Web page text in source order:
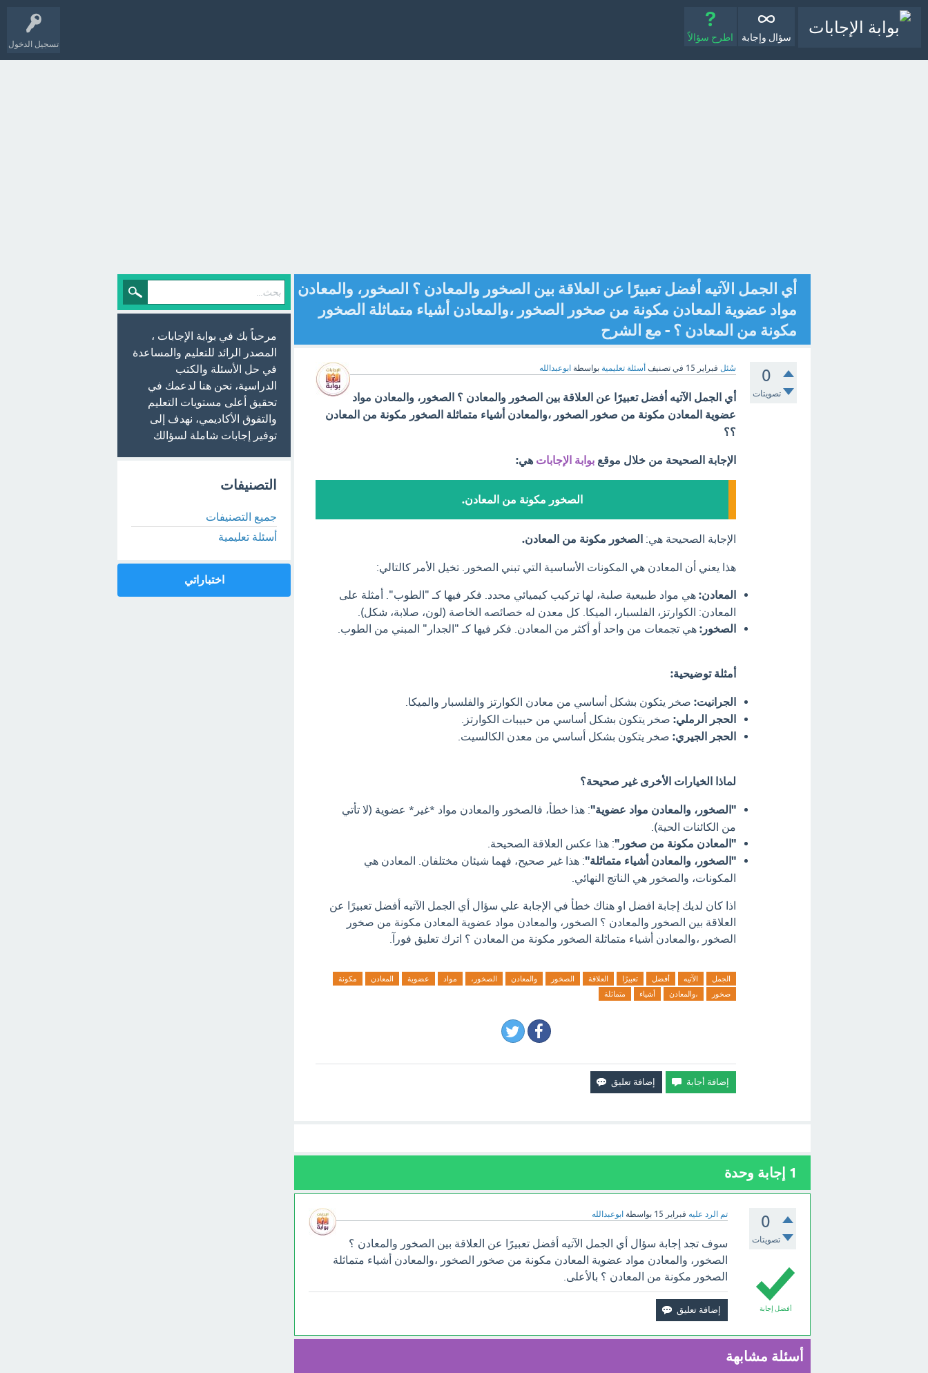
تسجيل الدخول
سؤال وإجابة اطرح سؤالاً
أي الجمل الآتيه أفضل تعبيرًا عن العلاقة بين الصخور والمعادن ؟ الصخور، والمعادن
مواد عضوية المعادن مكونة من صخور الصخور ،والمعادن أشياء متماثلة الصخور
مكونة من المعادن ؟ - مع الشرح
0
تصويتات
سُئل فبراير 15 في تصنيف أسئلة تعليمية بواسطة ابوعبدالله
أي الجمل الآتيه أفضل تعبيرًا عن العلاقة بين الصخور والمعادن ؟ الصخور، والمعادن مواد
عضوية المعادن مكونة من صخور الصخور ،والمعادن أشياء متماثلة الصخور مكونة من المعادن
؟؟
الإجابة الصحيحة من خلال موقع بوابة الإجابات هي:
الصخور مكونة من المعادن.
الإجابة الصحيحة هي: الصخور مكونة من المعادن.
هذا يعني أن المعادن هي المكونات الأساسية التي تبني الصخور. تخيل الأمر كالتالي:
المعادن: هي مواد طبيعية صلبة، لها تركيب كيميائي محدد. فكر فيها كـ "الطوب". أمثلة على
المعادن: الكوارتز، الفلسبار، الميكا. كل معدن له خصائصه الخاصة (لون، صلابة، شكل).
الصخور: هي تجمعات من واحد أو أكثر من المعادن. فكر فيها كـ "الجدار" المبني من الطوب.
أمثلة توضيحية:
الجرانيت: صخر يتكون بشكل أساسي من معادن الكوارتز والفلسبار والميكا.
الحجر الرملي: صخر يتكون بشكل أساسي من حبيبات الكوارتز.
الحجر الجيري: صخر يتكون بشكل أساسي من معدن الكالسيت.
لماذا الخيارات الأخرى غير صحيحة؟
"الصخور، والمعادن مواد عضوية": هذا خطأ، فالصخور والمعادن مواد *غير* عضوية (لا تأتي
من الكائنات الحية).
"المعادن مكونة من صخور": هذا عكس العلاقة الصحيحة.
"الصخور، والمعادن أشياء متماثلة": هذا غير صحيح، فهما شيئان مختلفان. المعادن هي
المكونات، والصخور هي الناتج النهائي.
اذا كان لديك إجابة افضل او هناك خطأ في الإجابة علي سؤال أي الجمل الآتيه أفضل تعبيرًا عن
العلاقة بين الصخور والمعادن ؟ الصخور، والمعادن مواد عضوية المعادن مكونة من صخور
الصخور ،والمعادن أشياء متماثلة الصخور مكونة من المعادن ؟ اترك تعليق فورآ.
الجمل الآتيه أفضل تعبيرًا العلاقة الصخور والمعادن الصخور، مواد عضوية المعادن
مكونة
صخور
،والمعادن أشياء متماثلة
1 إجابة وحدة
0
تصويتات
تم الرد عليه فبراير 15 بواسطة ابوعبدالله
أفضل إجابة
سوف تجد إجابة سؤال أي الجمل الآتيه أفضل تعبيرًا عن العلاقة بين الصخور والمعادن ؟
الصخور، والمعادن مواد عضوية المعادن مكونة من صخور الصخور ،والمعادن أشياء متماثلة
الصخور مكونة من المعادن ؟ بالأعلى.
أسئلة مشابهة
مرحباً بك في بوابة الإجابات ،
المصدر الرائد للتعليم والمساعدة
في حل الأسئلة والكتب
الدراسية، نحن هنا لدعمك في
تحقيق أعلى مستويات التعليم
والتفوق الأكاديمي، نهدف إلى
توفير إجابات شاملة لسؤالك
التصنيفات
جميع التصنيفات
أسئلة تعليمية
اختباراتي